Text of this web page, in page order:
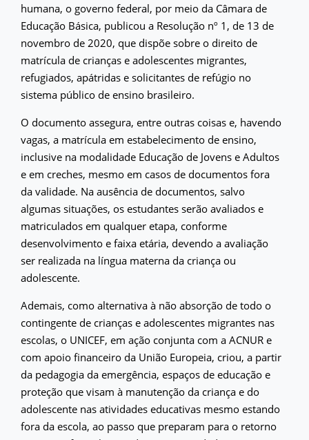
humana, o governo federal, por meio da Câmara de
Educação Básica, publicou a Resolução nº 1, de 13 de
novembro de 2020, que dispõe sobre o direito de
matrícula de crianças e adolescentes migrantes,
refugiados, apátridas e solicitantes de refúgio no
sistema público de ensino brasileiro.
O documento assegura, entre outras coisas e, havendo
vagas, a matrícula em estabelecimento de ensino,
inclusive na modalidade Educação de Jovens e Adultos
e em creches, mesmo em casos de documentos fora
da validade. Na ausência de documentos, salvo
algumas situações, os estudantes serão avaliados e
matriculados em qualquer etapa, conforme
desenvolvimento e faixa etária, devendo a avaliação
ser realizada na língua materna da criança ou
adolescente.
Ademais, como alternativa à não absorção de todo o
contingente de crianças e adolescentes migrantes nas
escolas, o UNICEF, em ação conjunta com a ACNUR e
com apoio financeiro da União Europeia, criou, a partir
da pedagogia da emergência, espaços de educação e
proteção que visam à manutenção da criança e do
adolescente nas atividades educativas mesmo estando
fora da escola, ao passo que preparam para o retorno